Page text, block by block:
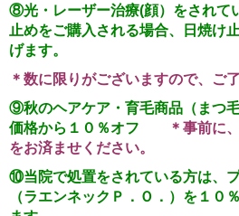
⑧光・レーザー治療(顔）をされて
止めをご購入される場合、日焼け
げます。
＊数に限りがございますので、ご
⑨秋のヘアケア・育毛商品（ま
価格から１０％オフ
＊事前に
をお済ませください。
⑩当院で処置をされている方は、
（ラエンネックＰ．Ｏ．）を１０